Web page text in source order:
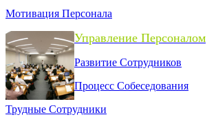
Мотивация Персонала
Управление Персоналом
Развитие Сотрудников
Процесс Собеседования
Трудные Сотрудники